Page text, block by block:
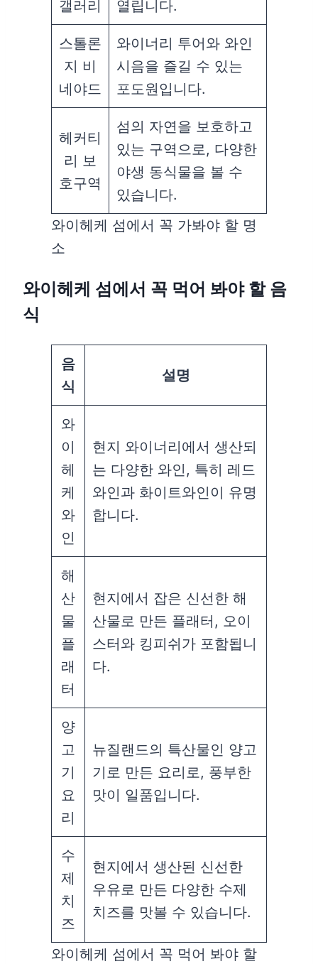
갤러리 열립니다.
스톨론
지 비
네야드
와이너리 투어와 와인
시음을 즐길 수 있는
포도원입니다.
헤커티
리 보
호구역
섬의 자연을 보호하고
있는 구역으로, 다양한
야생 동식물을 볼 수
있습니다.
와이헤케 섬에서 꼭 가봐야 할 명
소
와이헤케 섬에서 꼭 먹어 봐야 할 음
식
음
식
설명
와
이
헤
케
와
인
현지 와이너리에서 생산되
는 다양한 와인, 특히 레드
와인과 화이트와인이 유명
합니다.
해
산
물
플
래
터
현지에서 잡은 신선한 해
산물로 만든 플래터, 오이
스터와 킹피쉬가 포함됩니
다.
양
고
기
요
리
뉴질랜드의 특산물인 양고
기로 만든 요리로, 풍부한
맛이 일품입니다.
수
제
치
즈
현지에서 생산된 신선한
우유로 만든 다양한 수제
치즈를 맛볼 수 있습니다.
와이헤케 섬에서 꼭 먹어 봐야 할